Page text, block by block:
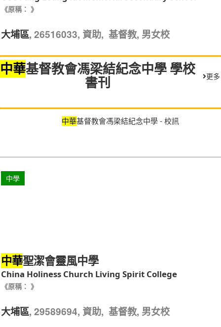
《原稱： 》
大埔區, 26516033, 資助, 基督教, 男女校
更多
中華基督教會馮梁結紀念中學 學校
書刊
中華基督教會馮梁結紀念中學 - 校訊
中學
中華聖潔會靈風中學
China Holiness Church Living Spirit College
《原稱： 》
大埔區, 29589694, 資助, 基督教, 男女校